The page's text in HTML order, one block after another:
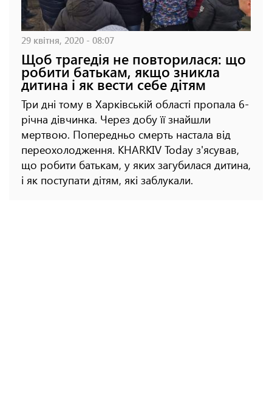
29 квітня, 2020 - 08:07
Щоб трагедія не повторилася: що
робити батькам, якщо зникла
дитина і як вести себе дітям
Три дні тому в Харківській області пропала 6-
річна дівчинка. Через добу її знайшли
мертвою. Попередньо смерть настала від
переохолодження. KHARKIV Today з'ясував,
що робити батькам, у яких загубилася дитина,
і як поступати дітям, які заблукали.